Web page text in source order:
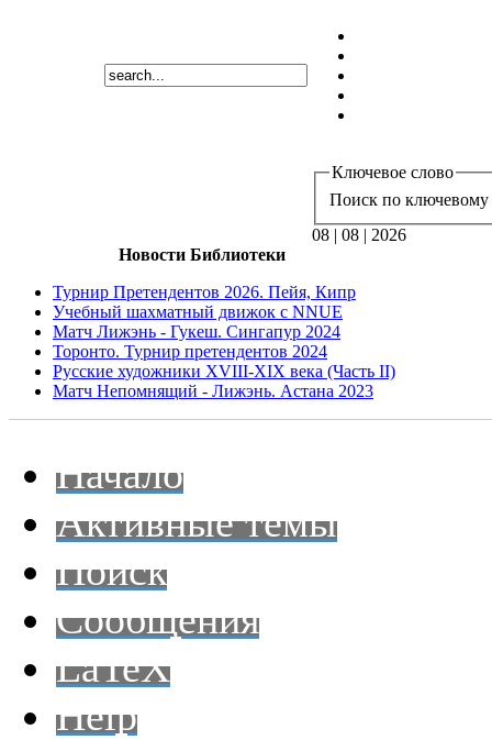
Ключевое слово
Поиск по ключевому
08 | 08 | 2026
Новости Библиотеки
Турнир Претендентов 2026. Пейя, Кипр
Учебный шахматный движок с NNUE
Матч Лижэнь - Гукеш. Сингапур 2024
Торонто. Турнир претендентов 2024
Русские художники XVIII-XIX века (Часть II)
Матч Непомнящий - Лижэнь. Астана 2023
Начало
Активные темы
Поиск
Сообщения
LaTeX
Help